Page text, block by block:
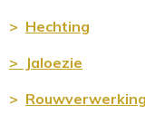
> Hechting
> Jaloezie
> Rouwverwerking